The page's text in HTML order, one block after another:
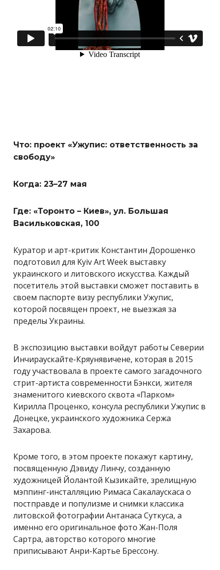
Что: проект «Ужупис: ответственность за
свободу»
Когда: 23–27 мая
Где: «Торонто – Киев», ул. Большая
Васильковская, 100
Куратор и арт-критик Константин Дорошенко
подготовил для KyivArtWeek выставку
украинского и литовского искусства. Каждый
посетитель этой выставки сможет поставить в
своем паспорте визу республики Ужупис,
которой посвящен проект, не выезжая за
пределы Украины.
В экспозицию выставки войдут работы Северии
Инчираускайте-Кряунявичене, которая в 2015
году участвовала в проекте самого загадочного
стрит-артиста современности Бэнкси, жителя
знаменитого киевского сквота «Парком»
Кирилла Проценко, консула республики Ужупис в
Донецке, украинского художника Сержа
Захарова.
Кроме того, в этом проекте покажут картину,
посвященную Дэвиду Линчу, созданную
художницей Йолантой Кызикайте, зрелищную
мэппинг-инсталляцию Римаса Сакалаускаса о
постправде и популизме и снимки классика
литовской фотографии Антанаса Суткуса, а
именно его оригинальное фото Жан-Поля
Сартра, авторство которого многие
приписывают Анри-Картье Брессону.